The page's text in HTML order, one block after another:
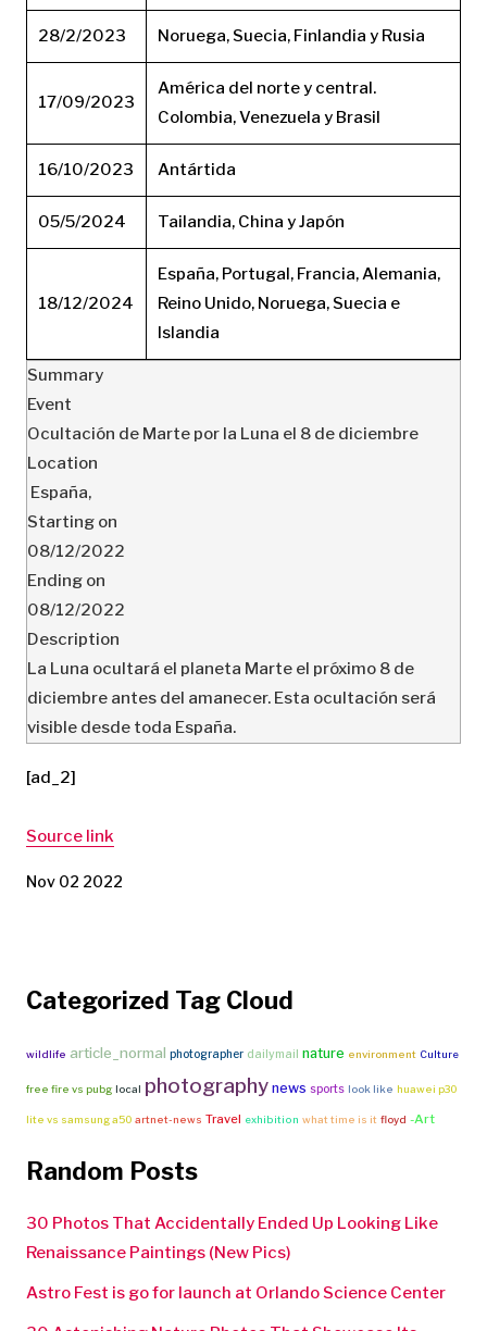
28/2/2023 Noruega, Suecia, Finlandia y Rusia
17/09/2023
América del norte y central.
Colombia, Venezuela y Brasil
16/10/2023 Antártida
05/5/2024 Tailandia, China y Japón
18/12/2024
España, Portugal, Francia, Alemania,
Reino Unido, Noruega, Suecia e
Islandia
Summary
Event
Ocultación de Marte por la Luna el 8 de diciembre
Location
España,
Starting on
08/12/2022
Ending on
08/12/2022
Description
La Luna ocultará el planeta Marte el próximo 8 de
diciembre antes del amanecer. Esta ocultación será
visible desde toda España.
[ad_2]
Source link
Nov 02 2022
Categorized Tag Cloud
wildlife article_normal photographer dailymail nature environment Culture
free fire vs pubg local photography news sports look like huawei p30
lite vs samsung a50 artnet-news Travel exhibition what time is it floyd -Art
Random Posts
30 Photos That Accidentally Ended Up Looking Like
Renaissance Paintings (New Pics)
Astro Fest is go for launch at Orlando Science Center